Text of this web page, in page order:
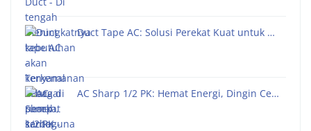
Duct Tape AC: Solusi Perekat Kuat untuk …
AC Sharp 1/2 PK: Hemat Energi, Dingin Ce…